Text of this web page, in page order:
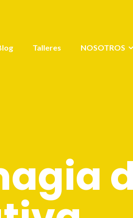
Talleres NOSOTROS